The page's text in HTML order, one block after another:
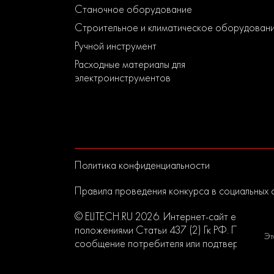
Станочное оборудование
Строительное и климатическое
Ручной инструмент
Расходные материалы для
электроинструментов
Политика конфиденциальности
Правила проведения конкурса в социальных
© ELITECH.RU 2026. Интернет-сайт
положениями Статьи 437 (2) Гк РФ.
сообщение потребителя или